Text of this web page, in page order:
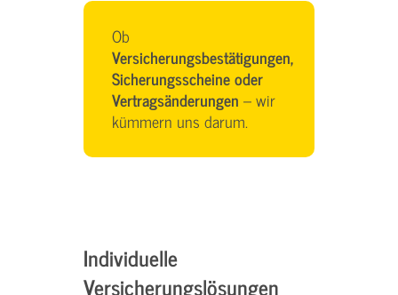
Ob
Versicherungsbestätigungen,
Sicherungsscheine oder
Vertragsänderungen – wir
kümmern uns darum.
Individuelle
Versicherungslösungen